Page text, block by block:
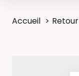
Accueil Retour